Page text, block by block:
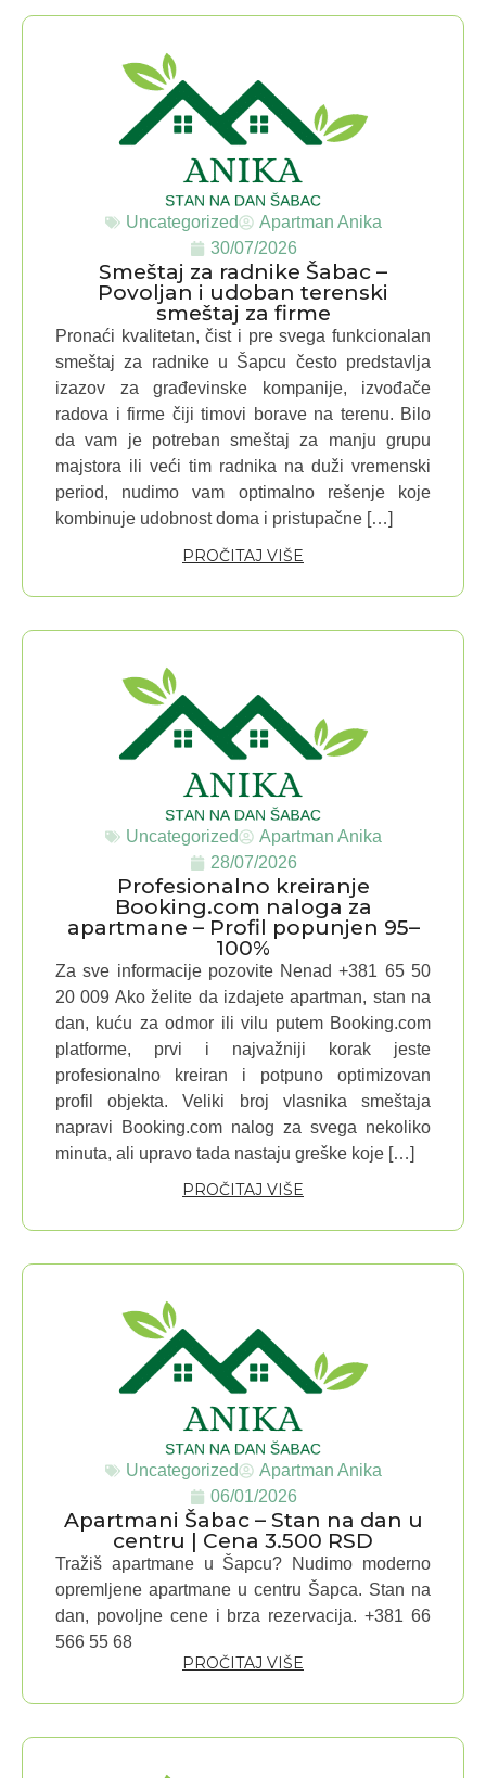
Uncategorized
Apartman Anika
30/07/2026
Smeštaj za radnike Šabac –
Povoljan i udoban terenski
smeštaj za firme
Pronaći kvalitetan, čist i pre svega funkcionalan
smeštaj za radnike u Šapcu često predstavlja
izazov za građevinske kompanije, izvođače
radova i firme čiji timovi borave na terenu. Bilo
da vam je potreban smeštaj za manju grupu
majstora ili veći tim radnika na duži vremenski
period, nudimo vam optimalno rešenje koje
kombinuje udobnost doma i pristupačne […]
PROČITAJ VIŠE
Uncategorized
Apartman Anika
28/07/2026
Profesionalno kreiranje
Booking.com naloga za
apartmane – Profil popunjen 95–
100%
Za sve informacije pozovite Nenad +381 65 50
20 009 Ako želite da izdajete apartman, stan na
dan, kuću za odmor ili vilu putem Booking.com
platforme, prvi i najvažniji korak jeste
profesionalno kreiran i potpuno optimizovan
profil objekta. Veliki broj vlasnika smeštaja
napravi Booking.com nalog za svega nekoliko
minuta, ali upravo tada nastaju greške koje […]
PROČITAJ VIŠE
Uncategorized
Apartman Anika
06/01/2026
Apartmani Šabac – Stan na dan u
centru | Cena 3.500 RSD
Tražiš apartmane u Šapcu? Nudimo moderno
opremljene apartmane u centru Šapca. Stan na
dan, povoljne cene i brza rezervacija. +381 66
566 55 68
PROČITAJ VIŠE